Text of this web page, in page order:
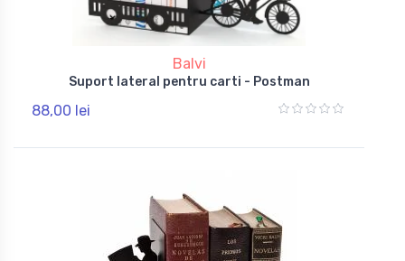
Balvi
Suport lateral pentru carti - Postman
88,00 lei